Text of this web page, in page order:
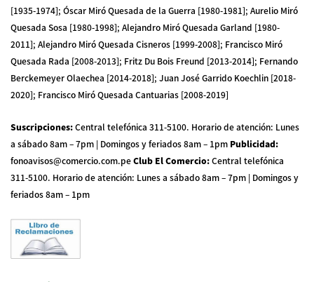
[1935-1974]; Óscar Miró Quesada de la Guerra [1980-1981]; Aurelio Miró
Quesada Sosa [1980-1998]; Alejandro Miró Quesada Garland [1980-
2011]; Alejandro Miró Quesada Cisneros [1999-2008]; Francisco Miró
Quesada Rada [2008-2013]; Fritz Du Bois Freund [2013-2014]; Fernando
Berckemeyer Olaechea [2014-2018]; Juan José Garrido Koechlin [2018-
2020]; Francisco Miró Quesada Cantuarias [2008-2019]
Suscripciones:Central telefónica 311-5100. Horario de atención: Lunes
a sábado 8am – 7pm | Domingos y feriados 8am – 1pm Publicidad:
fonoavisos@comercio.com.peClub El Comercio:Central telefónica
311-5100. Horario de atención: Lunes a sábado 8am – 7pm | Domingos y
feriados 8am – 1pm